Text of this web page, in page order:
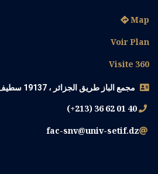
Map
Voir Plan
Visite 360
مجمع الباز طريق الجزائر ، 19137 سطيف ، الجزائر
(+213) 36 62 01 40
fac-snv@univ-setif.dz